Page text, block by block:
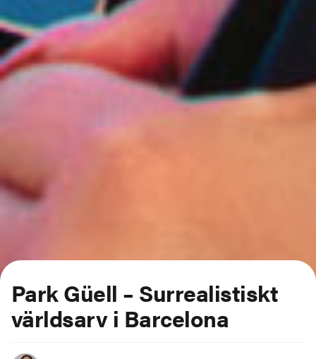
Park Güell – Surrealistiskt
världsarv i Barcelona